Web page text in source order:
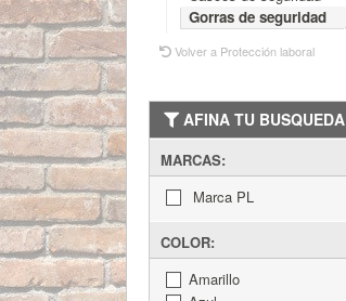
Gorras de seguridad
Volver a Protección laboral
AFINA TU BUSQUEDA
MARCAS:
Marca PL
COLOR:
Amarillo